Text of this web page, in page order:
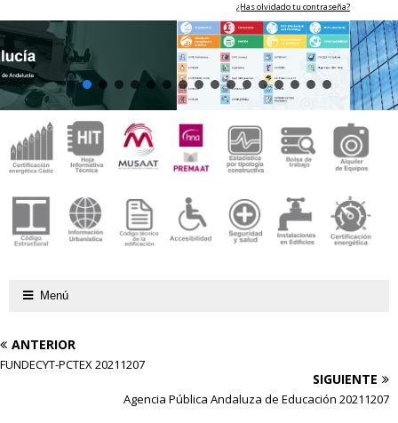
¿Has olvidado tu contraseña?
Menú
ANTERIOR
FUNDECYT-PCTEX 20211207
SIGUIENTE
Agencia Pública Andaluza de Educación 20211207